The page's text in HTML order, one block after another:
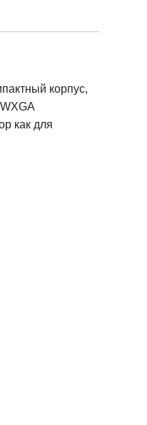
корпус,
как для